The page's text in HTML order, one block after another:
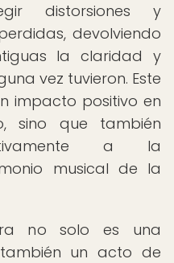
distorsiones y
devolviendo
la claridad y
vez tuvieron. Este
impacto positivo en
sino que también
a la
musical de la
no solo es una
un acto de